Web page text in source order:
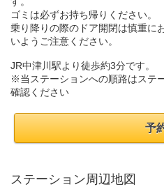
ゴミは必ずお持ち帰りください。
乗り降りの際のドア開閉は慎重に
いようご注意ください。
JR中津川駅より徒歩約3分です。
※当ステーションへの順路はステ
確認ください
予
ステーション周辺地図